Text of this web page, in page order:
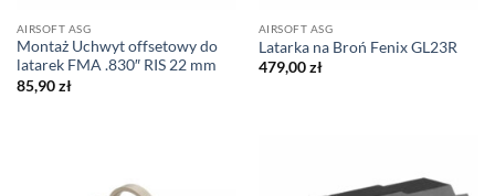
AIRSOFT ASG
Montaż Uchwyt offsetowy do
latarek FMA .830″ RIS 22 mm
85,90zł
AIRSOFT ASG
Latarka na Broń Fenix GL23R
479,00zł